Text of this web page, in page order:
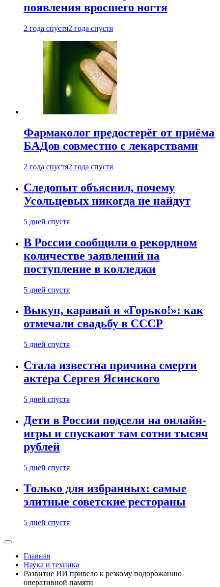
появления вросшего ногтя
2 года спустя2 года спустя
Фармаколог предостерёг от приёма
БАДов совместно с лекарствами
2 года спустя2 года спустя
Следопыт объяснил, почему
Усольцевых никогда не найдут
5 дней спустя
В России сообщили о рекордном
количестве заявлений на
поступление в колледжи
5 дней спустя
Выкуп, каравай и «Горько!»: как
отмечали свадьбу в СССР
5 дней спустя
Стала известна причина смерти
актера Сергея Ясинского
5 дней спустя
Дети в России подсели на онлайн-
игры и спускают там сотни тысяч
рублей
5 дней спустя
Только для избранных: самые
элитные советские рестораны
5 дней спустя
Главная
Наука и техника
Развитие ИИ привело к резкому подорожанию
оперативной памяти